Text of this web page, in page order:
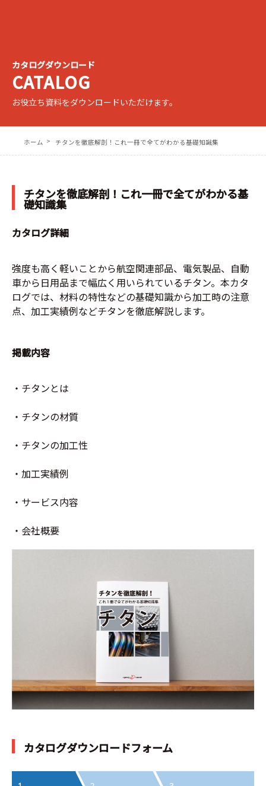
カタログダウンロード
CATALOG
お役立ち資料をダウンロードいただけます。
ホーム チタンを徹底解剖！これ一冊で全てがわかる基礎知識集
チタンを徹底解剖！これ一冊で全てがわかる基
礎知識集
カタログ詳細
強度も高く軽いことから航空関連部品、電気製品、自動
車から日用品まで幅広く用いられているチタン。本カタ
ログでは、材料の特性などの基礎知識から加工時の注意
点、加工実績例などチタンを徹底解説します。
掲載内容
・チタンとは
・チタンの材質
・チタンの加工性
・加工実績例
・サービス内容
・会社概要
カタログダウンロードフォーム